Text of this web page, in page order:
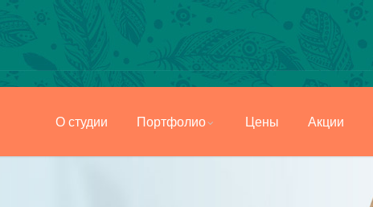
О студии Портфолио Цены Акции